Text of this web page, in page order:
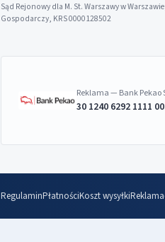
Sąd Rejonowy dla M. St. Warszawy w
Gospodarczy, KRS 0000128502
Reklama — Bank Pekao
30 1240 6292 1111
RegulaminPłatnościKoszt wysyłki